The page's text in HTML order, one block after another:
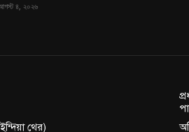
৪, ২০২৬
থের)